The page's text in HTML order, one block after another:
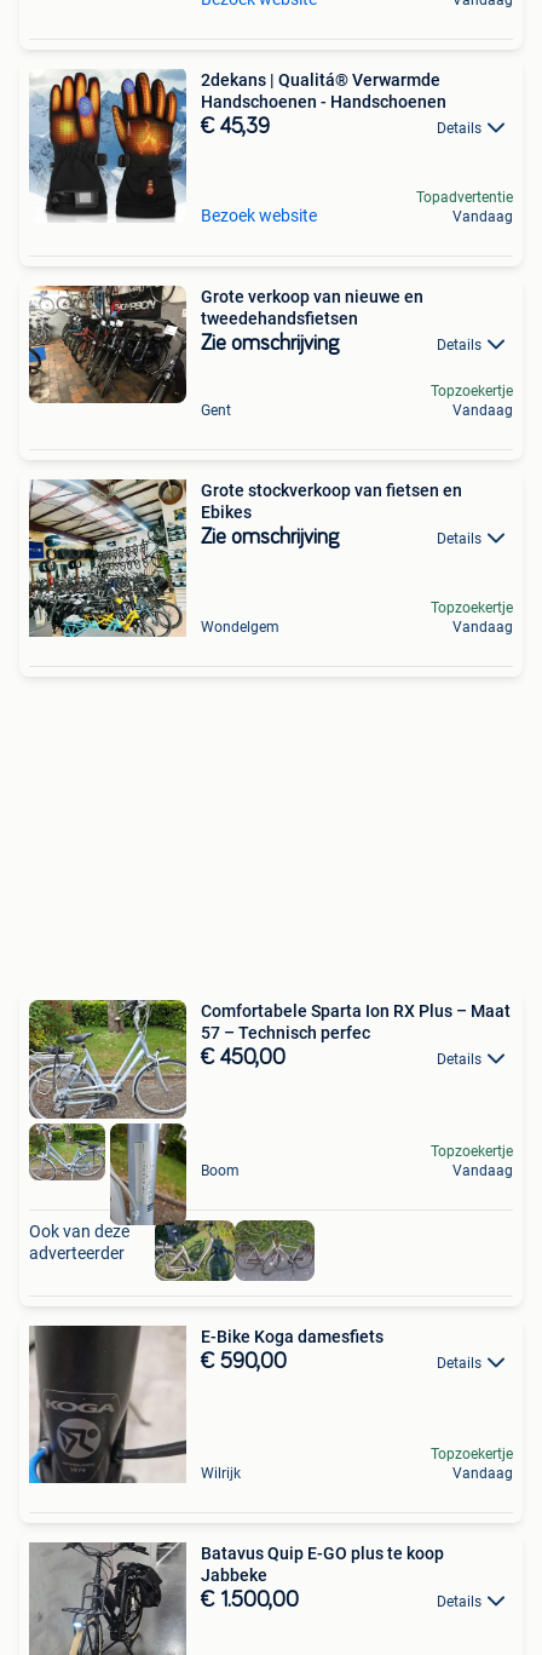
2dekans | Qualitá® Verwarmde
Handschoenen - Handschoenen
€ 45,39 Details
Bezoek website
Topadvertentie
Vandaag
Grote verkoop van nieuwe en
tweedehandsfietsen
Zie omschrijving Details
Gent
Topzoekertje
Vandaag
Grote stockverkoop van fietsen en
Ebikes
Zie omschrijving Details
Wondelgem
Topzoekertje
Vandaag
Comfortabele Sparta Ion RX Plus – Maat
57 – Technisch perfec
€ 450,00 Details
Boom
Topzoekertje
Vandaag
Ook van deze
adverteerder
E-Bike Koga damesfiets
€ 590,00 Details
Wilrijk
Topzoekertje
Vandaag
Batavus Quip E-GO plus te koop
Jabbeke
€ 1.500,00 Details